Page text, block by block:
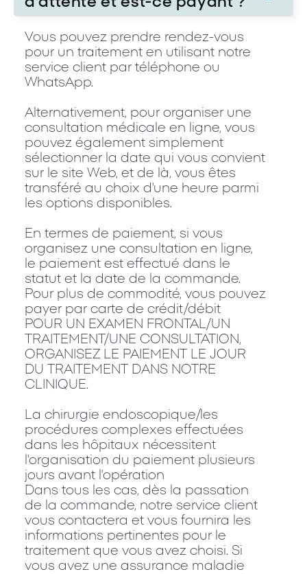
Vous pouvez prendre rendez-vous
pour un traitement en utilisant notre
service client par téléphone ou
WhatsApp.
Alternativement, pour organiser une
consultation médicale en ligne, vous
pouvez également simplement
sélectionner la date qui vous convient
sur le site Web, et de là, vous êtes
transféré au choix d'une heure parmi
les options disponibles.
En termes de paiement, si vous
organisez une consultation en ligne,
le paiement est effectué dans le
statut et la date de la commande.
Pour plus de commodité, vous pouvez
payer par carte de crédit/débit
POUR UN EXAMEN FRONTAL/UN
TRAITEMENT/UNE CONSULTATION,
ORGANISEZ LE PAIEMENT LE JOUR
DU TRAITEMENT DANS NOTRE
CLINIQUE.
La chirurgie endoscopique/les
procédures complexes effectuées
dans les hôpitaux nécessitent
l'organisation du paiement plusieurs
jours avant l'opération
Dans tous les cas, dès la passation
de la commande, notre service client
vous contactera et vous fournira les
informations pertinentes pour le
traitement que vous avez choisi. Si
vous avez une assurance maladie